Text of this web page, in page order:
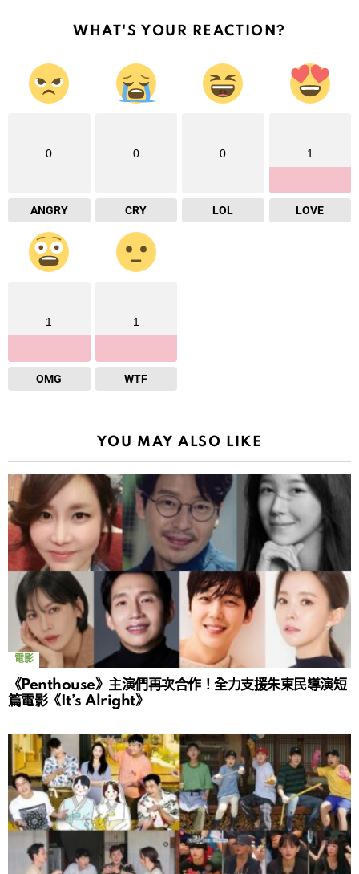
WHAT'S YOUR REACTION?
0
ANGRY
0
CRY
0
LOL
1
LOVE
1
OMG
1
WTF
YOU MAY ALSO LIKE
電影
《Penthouse》主演們再次合作！全力支援朱東民導演短
篇電影《It’s Alright》